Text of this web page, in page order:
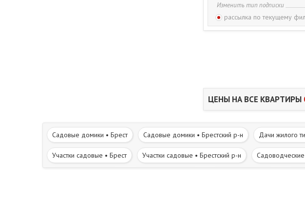
Изменить тип подписки
рассылка по текущему
ЦЕНЫ НА ВСЕ КВАРТИРЫ
Садовые домики • Брест Садовые домики • Брестский р-н Дачи жилого
Участки садовые • Брест Участки садовые • Брестский р-н